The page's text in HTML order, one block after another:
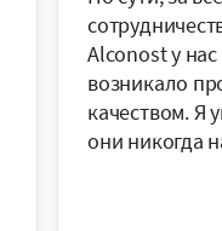
Alconost у
возникало
качеством. Я
они никогда